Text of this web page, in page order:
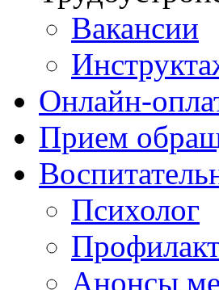
Вакансии
Онлайн-
Прием
Психолог
Анонсы